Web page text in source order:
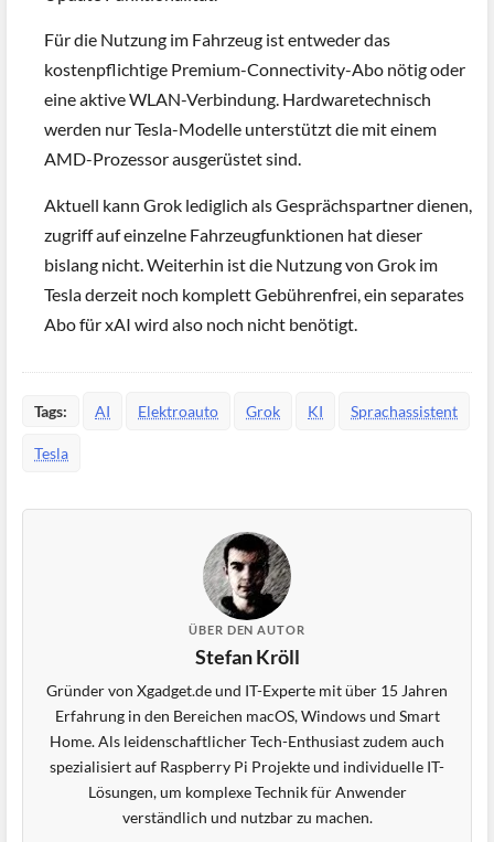
Für die Nutzung im Fahrzeug ist entweder das
kostenpflichtige Premium-Connectivity-Abo nötig oder
eine aktive WLAN-Verbindung. Hardwaretechnisch
werden nur Tesla-Modelle unterstützt die mit einem
AMD-Prozessor ausgerüstet sind.
Aktuell kann Grok lediglich als Gesprächspartner dienen,
zugriff auf einzelne Fahrzeugfunktionen hat dieser
bislang nicht. Weiterhin ist die Nutzung von Grok im
Tesla derzeit noch komplett Gebührenfrei, ein separates
Abo für xAI wird also noch nicht benötigt.
Tags: AI Elektroauto Grok KI Sprachassistent
Tesla
ÜBER DEN AUTOR
Stefan Kröll
Gründer von Xgadget.de und IT-Experte mit über 15 Jahren
Erfahrung in den Bereichen macOS, Windows und Smart
Home. Als leidenschaftlicher Tech-Enthusiast zudem auch
spezialisiert auf Raspberry Pi Projekte und individuelle IT-
Lösungen, um komplexe Technik für Anwender
verständlich und nutzbar zu machen.